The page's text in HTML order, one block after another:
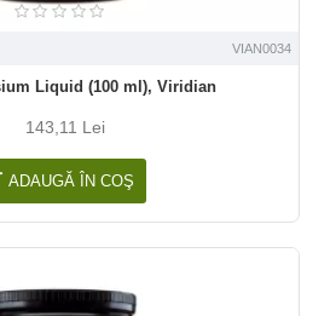
VIAN0034
Liquid (100 ml), Viridian
143,11 Lei
ADAUGĂ ÎN COŞ